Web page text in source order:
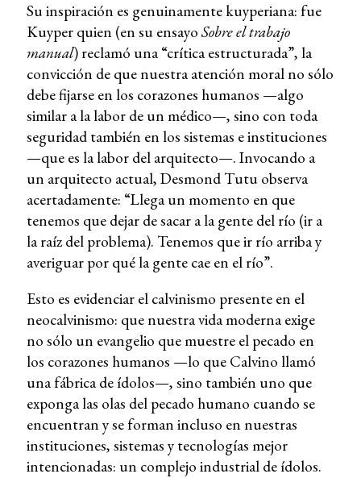
Su inspiración es genuinamente kuyperiana: fue
Kuyper quien (en su ensayoSobre el trabajo
manual) reclamó una “crítica estructurada”, la
convicción de que nuestra atención moral no sólo
debe fijarse en los corazones humanos —algo
similar a la labor de un médico—, sino con toda
seguridad también en los sistemas e instituciones
—que es la labor del arquitecto—. Invocando a
un arquitecto actual, Desmond Tutu observa
acertadamente: “Llega un momento en que
tenemos que dejar de sacar a la gente del río (ir a
la raíz del problema). Tenemos que ir río arriba y
averiguar por qué la gente cae en el río”.
Esto es evidenciar el calvinismo presente en el
neocalvinismo: que nuestra vida moderna exige
no sólo un evangelio que muestre el pecado en
los corazones humanos —lo que Calvino llamó
una fábrica de ídolos—, sino también uno que
exponga las olas del pecado humano cuando se
encuentran y se forman incluso en nuestras
instituciones, sistemas y tecnologías mejor
intencionadas: un complejo industrial de ídolos.